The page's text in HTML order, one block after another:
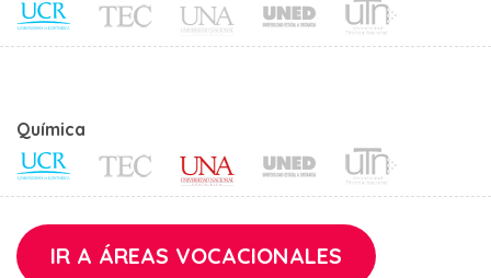
Química
IR A ÁREAS VOCACIONALES